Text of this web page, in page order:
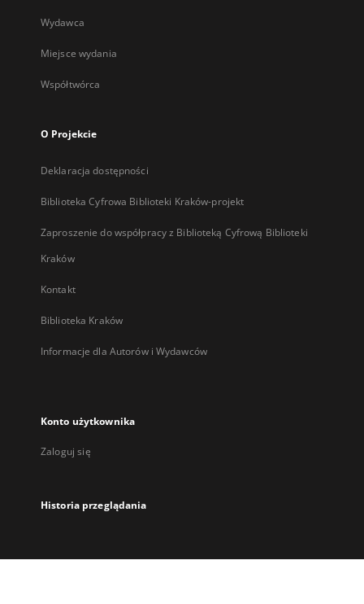
Wydawca
Miejsce wydania
Współtwórca
O Projekcie
Deklaracja dostępności
Biblioteka Cyfrowa Biblioteki Kraków-projekt
Zaproszenie do współpracy z Biblioteką Cyfrową Biblioteki
Kraków
Kontakt
Biblioteka Kraków
Informacje dla Autorów i Wydawców
Konto użytkownika
Zaloguj się
Historia przeglądania